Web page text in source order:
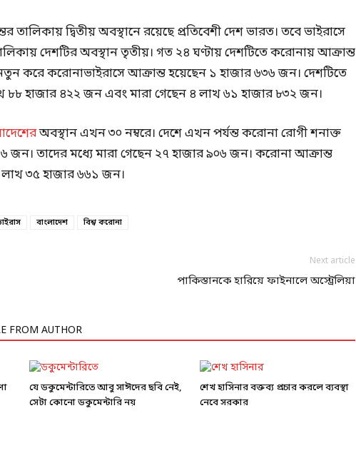
তালিকায় দ্বিতীয় অবস্থানে রয়েছে প্রতিবেশী দেশ ভারত। তবে ভাইরাসে
দেশটির অবস্থান তৃতীয়। গত ২৪ ঘণ্টায় দেশটিতে করোনায় আক্রান্ত
করে করোনাভাইরাসে আক্রান্ত হয়েছেন ১ হাজার ৬৩৬ জন। দেশটিতে
৮৮ হাজার ৪২২ জন এবং মারা গেছেন ৪ লাখ ৬১ হাজার ৮৩২ জন।
অবস্থান এখন ৩০ নম্বরে। দেশে এখন পর্যন্ত করোনা রোগী শনাক্ত
জন। তাদের মধ্যে মারা গেছেন ২৭ হাজার ৯০৬ জন। করোনা আক্রান্ত
৩৫ হাজার ৬৬১ জন।
বাংলাদেশ বিশ্ব করোনা
Next article
পাকিস্তানকে হারিয়ে ফাইনালে অস্ট্রেলিয়া
FROM AUTHOR
যে ডকুমেন্টারিতে আবু সাঈদের ছবি নেই,
সেটা কোনো ডকুমেন্টারি নয়
শেখ হাসিনার বক্তব্য প্রচার করলে ব্যবস্থা
নেবে সরকার